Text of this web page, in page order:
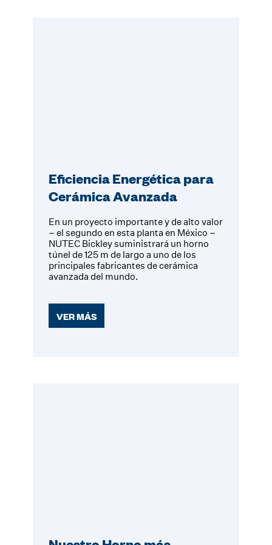
Eficiencia Energética para
Cerámica Avanzada
En un proyecto importante y de alto valor
– el segundo en esta planta en México –
NUTEC Bickley suministrará un horno
túnel de 125 m de largo a uno de los
principales fabricantes de cerámica
avanzada del mundo.
VER MÁS